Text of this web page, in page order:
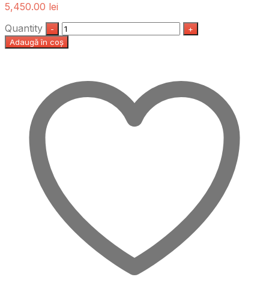
5,450.00 lei
Quantity
Adaugă în coș